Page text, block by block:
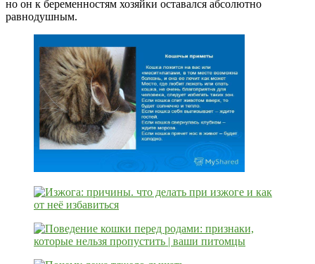
но он к беременностям хозяйки оставался абсолютно
равнодушным.